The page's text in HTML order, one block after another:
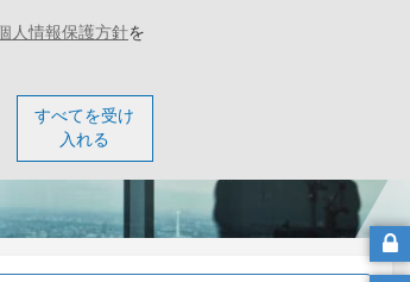
人情報保護方針を
すべてを受け
入れる
要